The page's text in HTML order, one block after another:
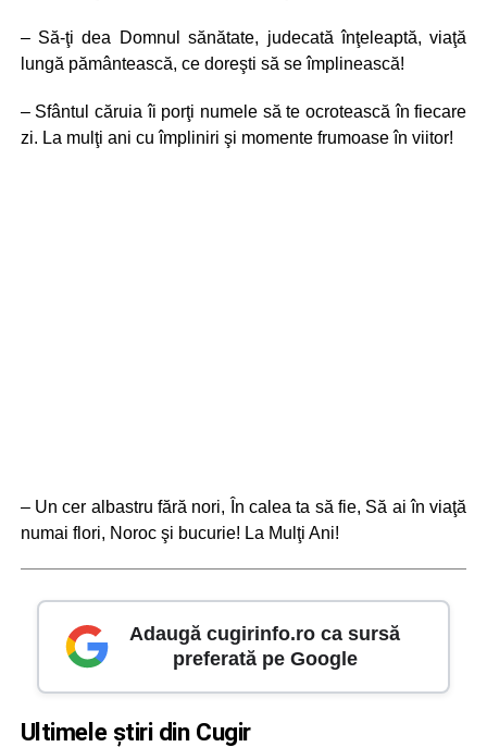
– Să-ţi dea Domnul sănătate, judecată înţeleaptă, viaţă
lungă pământească, ce doreşti să se împlinească!
– Sfântul căruia îi porţi numele să te ocrotească în fiecare
zi. La mulţi ani cu împliniri şi momente frumoase în viitor!
– Un cer albastru fără nori, În calea ta să fie, Să ai în viaţă
numai flori, Noroc şi bucurie! La Mulţi Ani!
Adaugă cugirinfo.ro ca sursă
preferată pe Google
Ultimele știri din Cugir